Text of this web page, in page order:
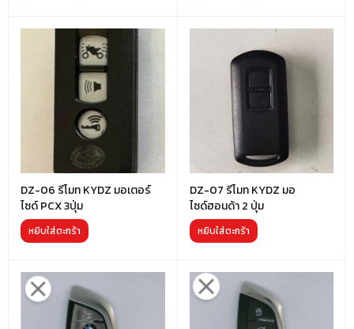
DZ-06 รีโมท KYDZ มอเตอร์
ไซด์ PCX 3ปุ่ม
หยิบใส่ตะกร้า
DZ-07 รีโมท KYDZ มอ
ไซด์ฮอนด้า 2 ปุ่ม
หยิบใส่ตะกร้า